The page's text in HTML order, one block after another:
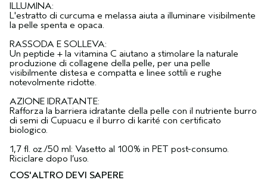
ILLUMINA:
L'estratto di curcuma e melassa aiuta a illuminare visibilmente
la pelle spenta e opaca.
RASSODA E SOLLEVA:
Un peptide + la vitamina C aiutano a stimolare la naturale
produzione di collagene della pelle, per una pelle
visibilmente distesa e compatta e linee sottili e rughe
notevolmente ridotte.
AZIONE IDRATANTE:
Rafforza la barriera idratante della pelle con il nutriente burro
di semi di Cupuacu e il burro di karité con certificato
biologico.
1,7 fl. oz./50 ml: Vasetto al 100% in PET post-consumo.
Riciclare dopo l’uso.
COS'ALTRO DEVI SAPERE